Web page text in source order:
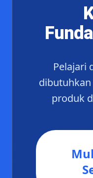
Pelajari
produk